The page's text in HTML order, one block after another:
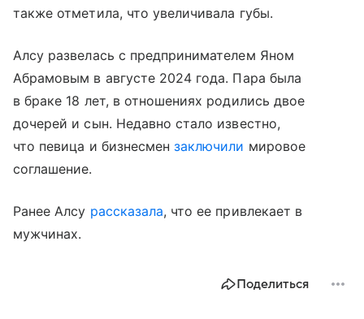
также отметила, что увеличивала губы.
Алсу развелась с предпринимателем Яном
Абрамовым в августе 2024 года. Пара была
в браке 18 лет, в отношениях родились двое
дочерей и сын. Недавно стало известно,
что певица и бизнесмензаключили мировое
соглашение.
Ранее Алсу рассказала, что ее привлекает в
мужчинах.
Поделиться